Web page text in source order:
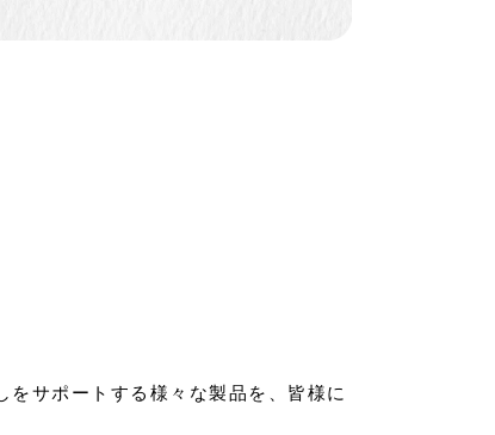
サポートする様々な製品を、皆様に